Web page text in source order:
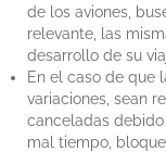
de los aviones,
relevante, las
desarrollo de su
En el caso de que
variaciones, sean
canceladas debido
mal tiempo,